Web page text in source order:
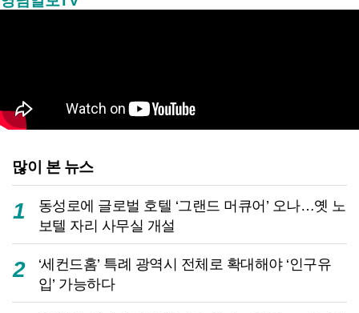
많이 본 뉴스
1
동성로에 글로벌 호텔 ‘그랜드 머큐어’ 오나…옛 노
보텔 자리 사무실 개설
2
‘세컨드홈’ 특례 광역시 전체로 확대해야 ‘인구유
입’ 가능하다